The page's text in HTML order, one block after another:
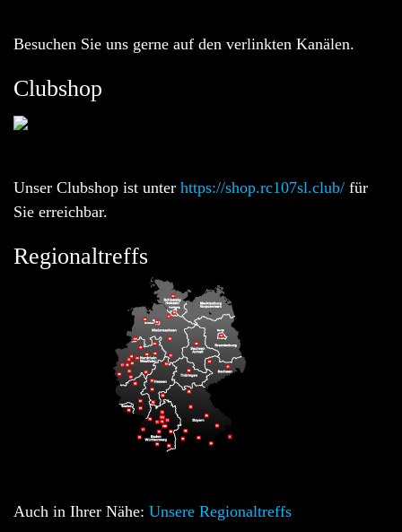
Besuchen Sie uns gerne auf den verlinkten Kanälen.
Clubshop
Unser Clubshop ist unter https://shop.rc107sl.club/ für
Sie erreichbar.
Regionaltreffs
Auch in Ihrer Nähe: Unsere Regionaltreffs